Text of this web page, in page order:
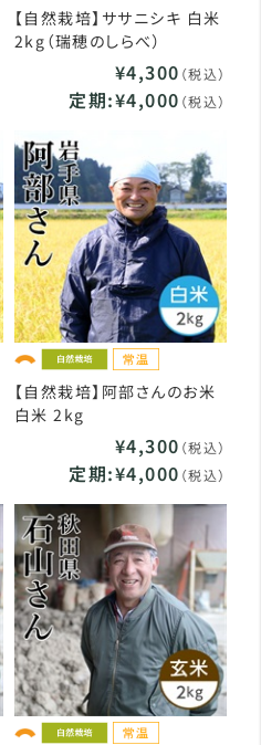
【自然栽培】ササニシキ 白米
2kg（瑞穂のしらべ）
¥4,300 （税込）
定期:¥4,000 （税込）
【自然栽培】阿部さんのお米
白米 2kg
¥4,300 （税込）
定期:¥4,000 （税込）